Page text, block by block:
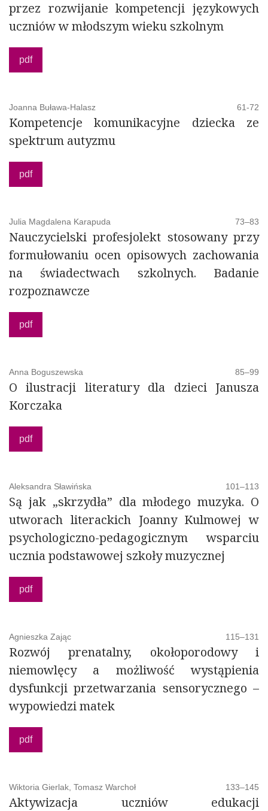
otrzymywać nasze zrozumienie i wsparcie, by mogły
stawać się diamentami.
Korczak, J. (1957).
T. 1.
Warszawa: Wydawnictwo PZWS.
Korczak, J. (1992).Jak kochać dziecko.
Santorski & Co Agencja Wydawnicza.
przez rozwijanie kompetencji językowych
uczniów w młodszym wieku szkolnym
pdf
Joanna Buława-Halasz 61-72
Kompetencje komunikacyjne dziecka ze
spektrum autyzmu
pdf
Julia Magdalena Karapuda 73–83
Nauczycielski profesjolekt stosowany przy
formułowaniu ocen opisowych zachowania
na świadectwach szkolnych. Badanie
rozpoznawcze
pdf
Anna Boguszewska 85–99
O ilustracji literatury dla dzieci Janusza
Korczaka
pdf
Aleksandra Sławińska 101–113
Są jak „skrzydła” dla młodego muzyka. O
utworach literackich Joanny Kulmowej w
psychologiczno-pedagogicznym wsparciu
ucznia podstawowej szkoły muzycznej
pdf
Agnieszka Zając 115–131
Rozwój prenatalny, okołoporodowy i
niemowlęcy a możliwość wystąpienia
dysfunkcji przetwarzania sensorycznego –
wypowiedzi matek
pdf
Wiktoria Gierlak, Tomasz Warchoł 133–145
Aktywizacja uczniów edukacji